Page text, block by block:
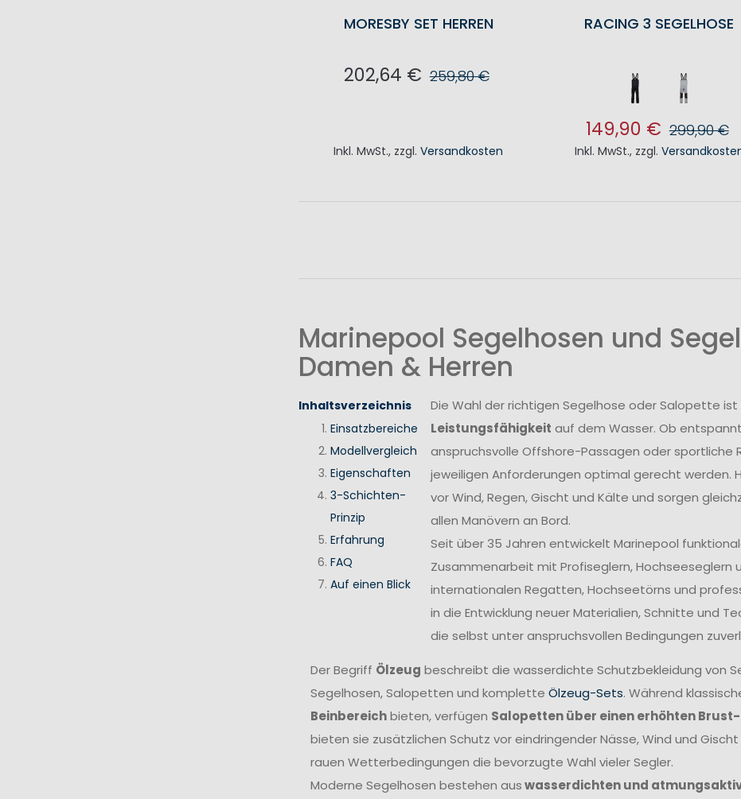
MORESBY SET HERREN
202,64 € 259,80 €
Inkl. MwSt., zzgl.Versandkosten
RACING 3 SEGELHOSE
149,90 € 299,90 €
Inkl. MwSt., zzgl.
Marinepool Segelhosen und
Damen & Herren
Inhaltsverzeichnis
Einsatzbereiche
Modellvergleich
Eigenschaften
3-Schichten-
Prinzip
Erfahrung
FAQ
Auf einen Blick
Die Wahl der richtigen Segelhose oder Salopette
Leistungsfähigkeit auf dem Wasser. Ob
anspruchsvolle Offshore-Passagen oder
jeweiligen Anforderungen optimal gerecht werden.
vor Wind, Regen, Gischt und Kälte und sorgen
allen Manövern an Bord.
Seit über 35 Jahren entwickelt Marinepool
Zusammenarbeit mit Profiseglern, Hochseeseglern
internationalen Regatten, Hochseetörns und
in die Entwicklung neuer Materialien, Schnitte und
die selbst unter anspruchsvollen Bedingungen
Der Begriff Ölzeug beschreibt die wasserdichte Schutzbekleidung von
Segelhosen, Salopetten und komplette Ölzeug-Sets. Während
Beinbereichbieten, verfügen Salopetten über einen erhöhten
bieten sie zusätzlichen Schutz vor eindringender Nässe, Wind und
rauen Wetterbedingungen die bevorzugte Wahl vieler Segler.
Moderne Segelhosen bestehen auswasserdichten und